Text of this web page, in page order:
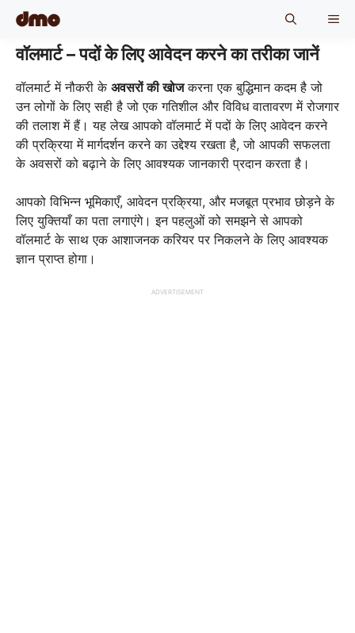
Skip
content
वॉलमार्ट – पदों के लिए आवेदन करने का तरीका जानें
वॉलमार्ट में नौकरी के अवसरों की खोजकरना एक बुद्धिमान कदम है जो
उन लोगों के लिए सही है जो एक गतिशील और विविध वातावरण में रोजगार
की तलाश में हैं। यह लेख आपको वॉलमार्ट में पदों के लिए आवेदन करने
की प्रक्रिया में मार्गदर्शन करने का उद्देश्य रखता है, जो आपकी सफलता
के अवसरों को बढ़ाने के लिए आवश्यक जानकारी प्रदान करता है।
आपको विभिन्न भूमिकाएँ, आवेदन प्रक्रिया, और मजबूत प्रभाव छोड़ने के
लिए युक्तियाँ का पता लगाएंगे। इन पहलुओं को समझने से आपको
वॉलमार्ट के साथ एक आशाजनक करियर पर निकलने के लिए आवश्यक
ज्ञान प्राप्त होगा।
ADVERTISEMENT